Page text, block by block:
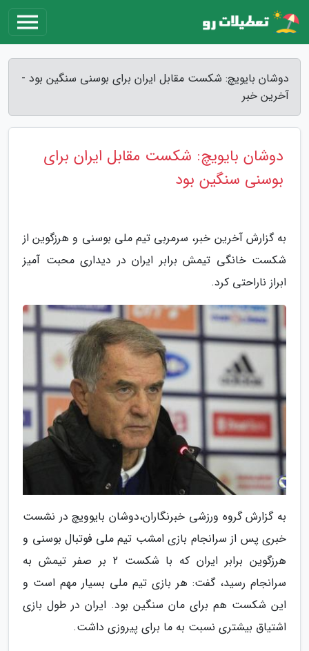
دوشان بایویچ: شکست مقابل ایران برای بوسنی سنگین بود -
آخرین خبر
دوشان بایویچ: شکست مقابل ایران برای
بوسنی سنگین بود
به گزارش آخرین خبر، سرمربی تیم ملی بوسنی و هرزگوین از
شکست خانگی تیمش برابر ایران در دیداری محبت آمیز
ابراز ناراحتی کرد.
به گزارش گروه ورزشی خبرنگاران،دوشان بایوویچ در نشست
خبری پس از سرانجام بازی امشب تیم ملی فوتبال بوسنی و
هرزگوین برابر ایران که با شکست 2 بر صفر تیمش به
سرانجام رسید، گفت: هر بازی تیم ملی بسیار مهم است و
این شکست هم برای مان سنگین بود. ایران در طول بازی
اشتیاق بیشتری نسبت به ما برای پیروزی داشت.